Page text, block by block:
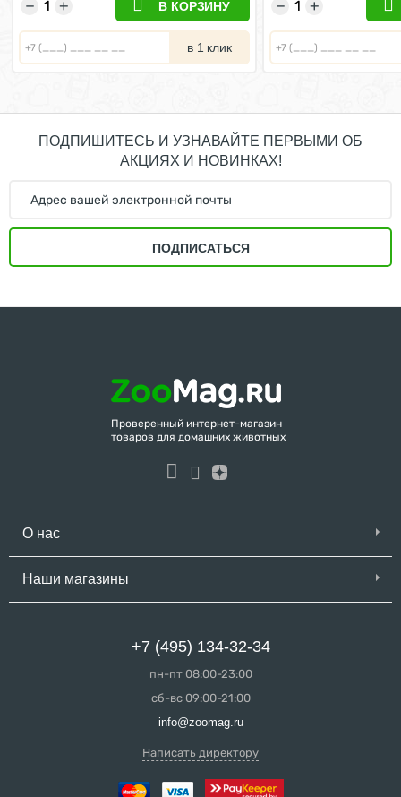
+
− В КОРЗИНУ
в 1 клик
+
−
ПОДПИШИТЕСЬ И УЗНАВАЙТЕ ПЕРВЫМИ ОБ
АКЦИЯХ И НОВИНКАХ!
ПОДПИСАТЬСЯ
Проверенный интернет-магазин
товаров для домашних животных
О нас
Наши магазины
+7 (495) 134-32-34
пн-пт 08:00-23:00
сб-вс 09:00-21:00
info@zoomag.ru
Написать директору